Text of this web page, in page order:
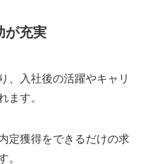
が充実
、入社後の活躍やキャリ
ます。
定獲得をできるだけの求
。